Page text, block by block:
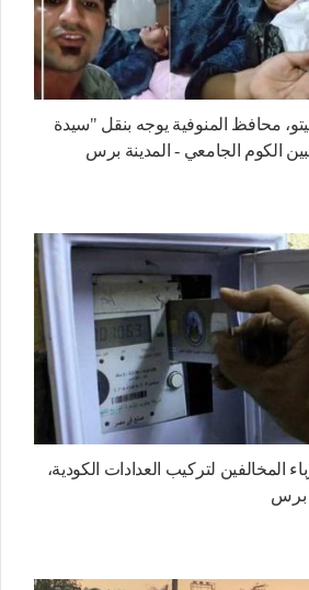
محافظ المنوفية يوجه بنقل "سيدة
الكوم الجامعي - المدينة برس
المخالفين لتركيب العدادات الكودية،
برس